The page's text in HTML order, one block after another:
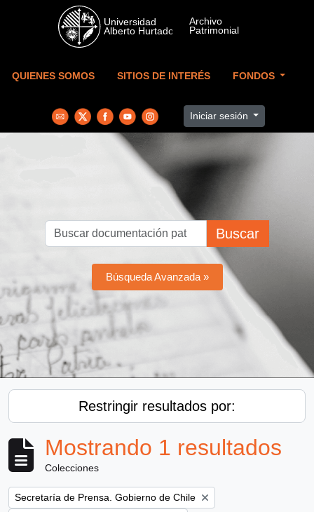
Skip to main content
QUIENES SOMOS SITIOS DE INTERÉS FONDOS
Iniciar sesión
Buscar
Búsqueda Avanzada »
Restringir resultados por:
Mostrando 1 resultados
Colecciones
Remove filter:
Secretaría de Prensa. Gobierno de Chile